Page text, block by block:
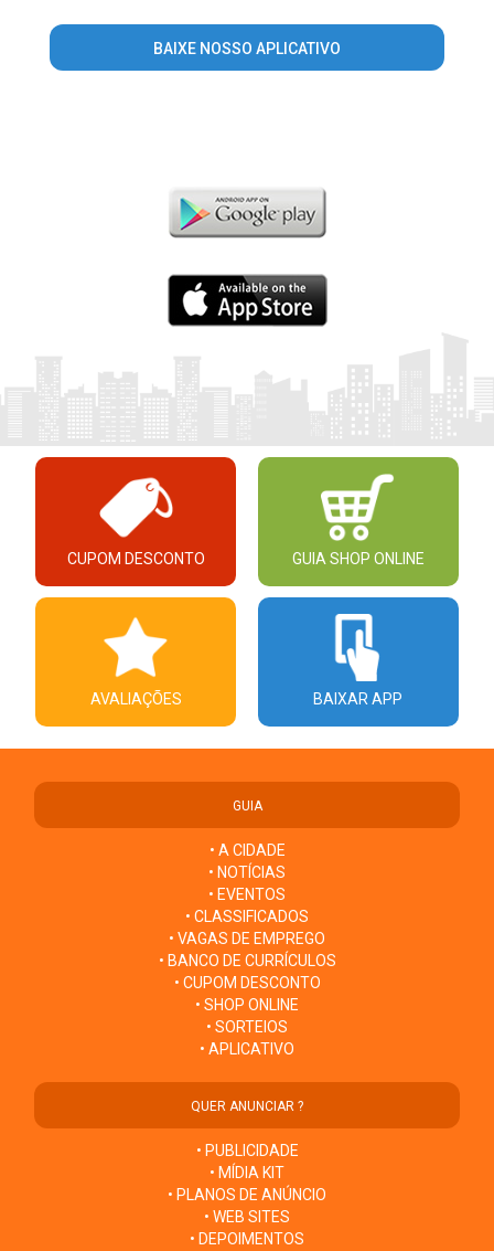
BAIXE NOSSO APLICATIVO
CUPOM DESCONTO GUIA SHOP ONLINE
AVALIAÇÕES BAIXAR APP
GUIA
• A CIDADE
• NOTÍCIAS
• EVENTOS
• CLASSIFICADOS
• VAGAS DE EMPREGO
• BANCO DE CURRÍCULOS
• CUPOM DESCONTO
• SHOP ONLINE
• SORTEIOS
• APLICATIVO
QUER ANUNCIAR ?
• PUBLICIDADE
• MÍDIA KIT
• PLANOS DE ANÚNCIO
• WEB SITES
• DEPOIMENTOS